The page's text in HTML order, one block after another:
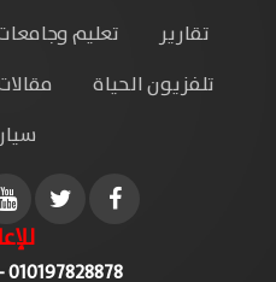
تقارير
تعليم
تلفزيون الحياة
010197828878 - 01277893398